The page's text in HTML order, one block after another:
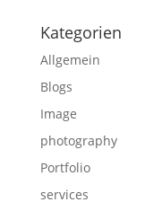
Kategorien
Allgemein
Blogs
Image
photography
Portfolio
services